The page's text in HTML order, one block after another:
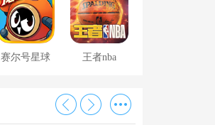
赛尔号星球 王者nba